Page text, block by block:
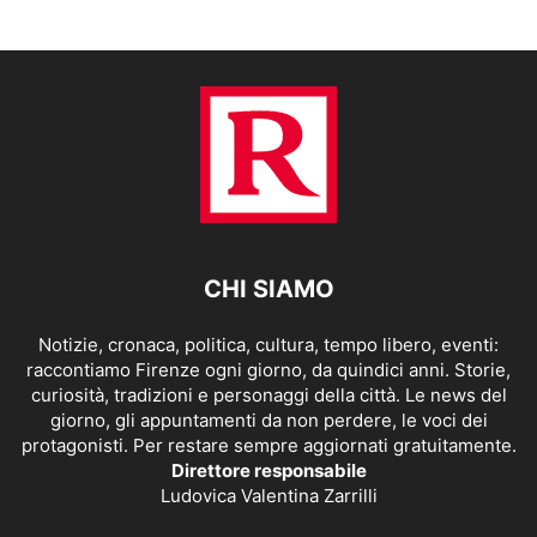
CHI SIAMO
Notizie, cronaca, politica, cultura, tempo libero, eventi:
raccontiamo Firenze ogni giorno, da quindici anni. Storie,
curiosità, tradizioni e personaggi della città. Le news del
giorno, gli appuntamenti da non perdere, le voci dei
protagonisti. Per restare sempre aggiornati gratuitamente.
Direttore responsabile
Ludovica Valentina Zarrilli